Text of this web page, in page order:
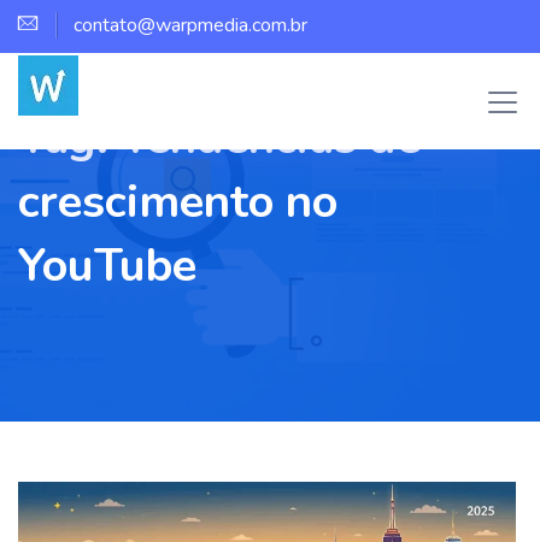
contato@warpmedia.com.br
Tag:Tendências de
crescimento no
YouTube